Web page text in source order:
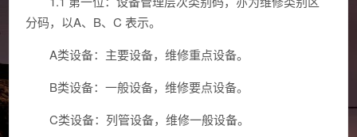
分码，以A、B、C 表示。
A类设备：主要设备，维修重点设备。
B类设备：一般设备，维修要点设备。
C类设备：列管设备，维修一般设备。